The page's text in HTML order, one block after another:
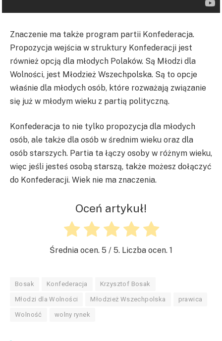
Znaczenie ma także program partii Konfederacja.
Propozycja wejścia w struktury Konfederacji jest
również opcją dla młodych Polaków. Są Młodzi dla
Wolności, jest Młodzież Wszechpolska. Są to opcje
właśnie dla młodych osób, które rozważają związanie
się już w młodym wieku z partią polityczną.
Konfederacja to nie tylko propozycja dla młodych
osób, ale także dla osób w średnim wieku oraz dla
osób starszych. Partia ta łączy osoby w różnym wieku,
więc jeśli jesteś osobą starszą, także możesz dołączyć
do Konfederacji. Wiek nie ma znaczenia.
Oceń artykuł!
Średnia ocen. 5 / 5. Liczba ocen. 1
Bosak Konfederacja Krzysztof Bosak
Młodzi dla Wolności Młodzież Wszechpolska prawica
Wolność wolny rynek